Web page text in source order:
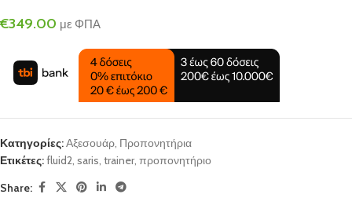
€349.00 με ΦΠΑ
Κατηγορίες:Αξεσουάρ, Προπονητήρια
Ετικέτες:fluid2, saris, trainer, προπονητήριο
Share: